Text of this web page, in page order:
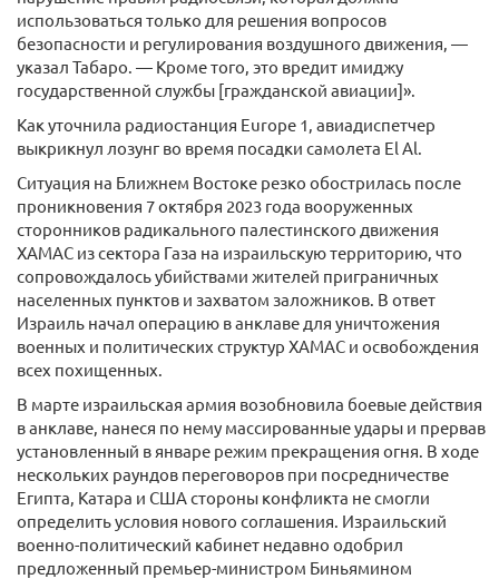
использоваться только для решения вопросов
безопасности и регулирования воздушного движения, —
указал Табаро. — Кроме того, это вредит имиджу
государственной службы [гражданской авиации]».
Как уточнила радиостанция Europe 1, авиадиспетчер
выкрикнул лозунг во время посадки самолета El Al.
Ситуация на Ближнем Востоке резко обострилась после
проникновения 7 октября 2023 года вооруженных
сторонников радикального палестинского движения
ХАМАС из сектора Газа на израильскую территорию, что
сопровождалось убийствами жителей приграничных
населенных пунктов и захватом заложников. В ответ
Израиль начал операцию в анклаве для уничтожения
военных и политических структур ХАМАС и освобождения
всех похищенных.
В марте израильская армия возобновила боевые действия
в анклаве, нанеся по нему массированные удары и прервав
установленный в январе режим прекращения огня. В ходе
нескольких раундов переговоров при посредничестве
Египта, Катара и США стороны конфликта не смогли
определить условия нового соглашения. Израильский
военно-политический кабинет недавно одобрил
предложенный премьер-министром Биньямином